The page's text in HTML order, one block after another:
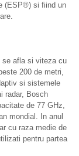
(ESP®) si fiind un
se afla si viteza cu
200 de metri,
si sistemele
radar, Bosch
de 77 GHz,
mondial. In anul
cu raza medie de
pentru partea